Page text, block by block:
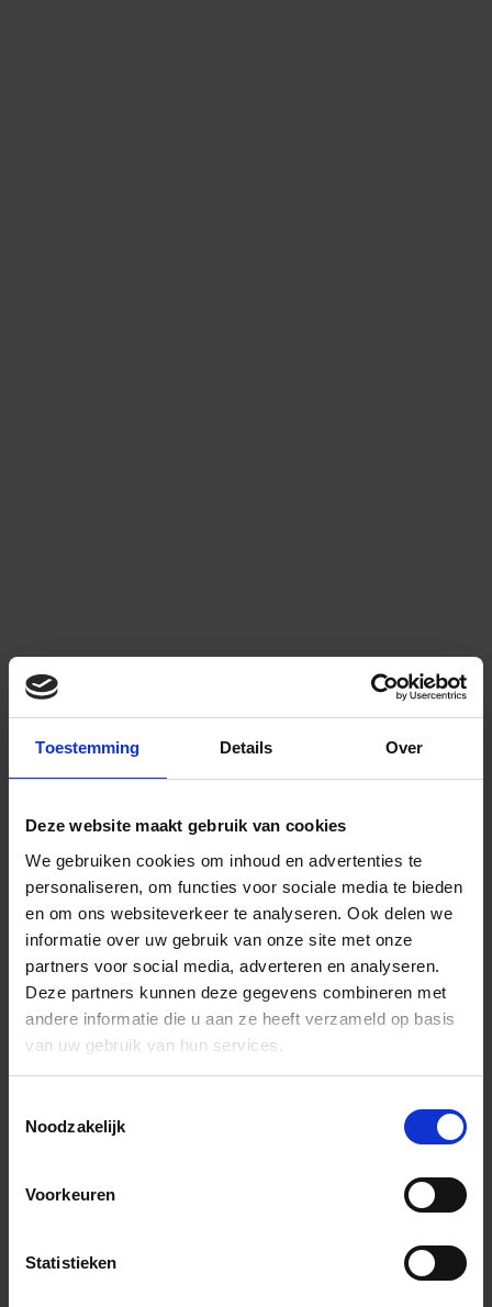
Toestemming Details Over
Deze website maakt gebruik van cookies
We gebruiken cookies om inhoud en advertenties te
personaliseren, om functies voor sociale media te bieden
en om ons websiteverkeer te analyseren. Ook delen we
informatie over uw gebruik van onze site met onze
partners voor social media, adverteren en analyseren.
Deze partners kunnen deze gegevens combineren met
andere informatie die u aan ze heeft verzameld op basis
van uw gebruik van hun services.
Noodzakelijk
Voorkeuren
Statistieken